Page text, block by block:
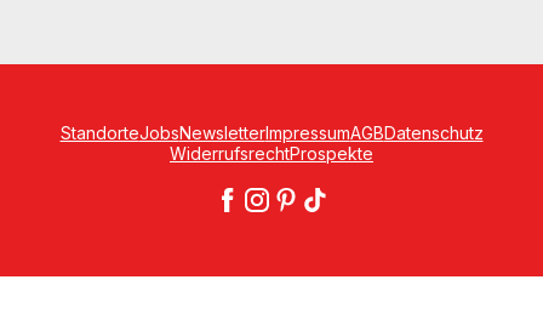
StandorteJobsNewsletterImpressumAGBDatenschutz
WiderrufsrechtProspekte